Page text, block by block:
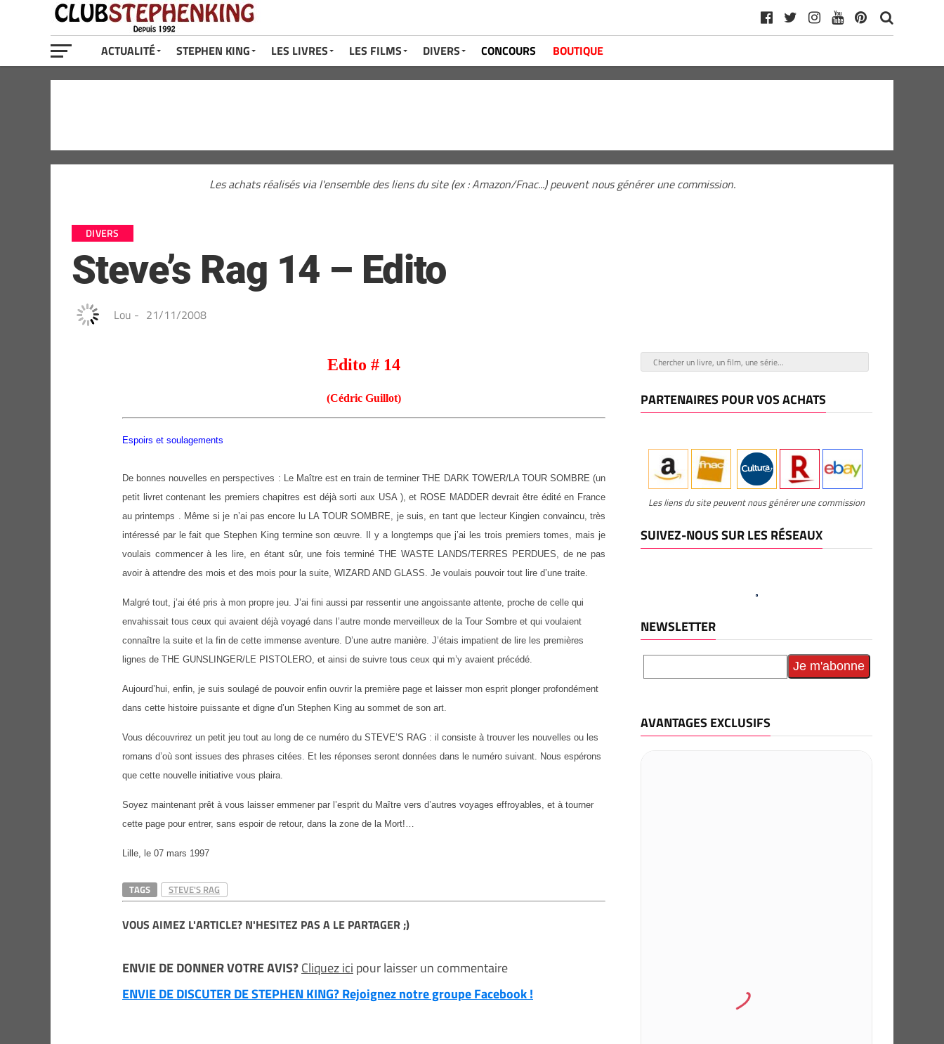
ACTUALITÉ STEPHEN KING LES LIVRES LES FILMS DIVERS CONCOURS BOUTIQUE
Les achats réalisés via l'ensemble des liens du site (ex : Amazon/Fnac...) peuvent nous générer une commission.
DIVERS
Steve’s Rag 14 – Edito
Lou - 21/11/2008
Edito # 14
(Cédric Guillot)
Espoirs et soulagements
De bonnes nouvelles en perspectives : Le Maître est en train de terminer THE DARK TOWER/LA TOUR SOMBRE (un
petit livret contenant les premiers chapitres est déjà sorti aux USA ), et ROSE MADDER devrait être édité en France
au printemps . Même si je n’ai pas encore lu LA TOUR SOMBRE, je suis, en tant que lecteur Kingien convaincu, très
intéressé par le fait que Stephen King termine son œuvre. Il y a longtemps que j’ai les trois premiers tomes, mais je
voulais commencer à les lire, en étant sûr, une fois terminé THE WASTE LANDS/TERRES PERDUES, de ne pas
avoir à attendre des mois et des mois pour la suite, WIZARD AND GLASS. Je voulais pouvoir tout lire d’une traite.
Malgré tout, j’ai été pris à mon propre jeu. J’ai fini aussi par ressentir une angoissante attente, proche de celle qui
envahissait tous ceux qui avaient déjà voyagé dans l’autre monde merveilleux de la Tour Sombre et qui voulaient
connaître la suite et la fin de cette immense aventure. D’une autre manière. J’étais impatient de lire les premières
lignes de THE GUNSLINGER/LE PISTOLERO, et ainsi de suivre tous ceux qui m’y avaient précédé.
Aujourd’hui, enfin, je suis soulagé de pouvoir enfin ouvrir la première page et laisser mon esprit plonger profondément
dans cette histoire puissante et digne d’un Stephen King au sommet de son art.
Vous découvrirez un petit jeu tout au long de ce numéro du STEVE’S RAG : il consiste à trouver les nouvelles ou les
romans d’où sont issues des phrases citées. Et les réponses seront données dans le numéro suivant. Nous espérons
que cette nouvelle initiative vous plaira.
Soyez maintenant prêt à vous laisser emmener par l’esprit du Maître vers d’autres voyages effroyables, et à tourner
cette page pour entrer, sans espoir de retour, dans la zone de la Mort!…
Lille, le 07 mars 1997
TAGS STEVE'S RAG
VOUS AIMEZ L'ARTICLE? N'HESITEZ PAS A LE PARTAGER ;)
ENVIE DE DONNER VOTRE AVIS?Cliquez ici pour laisser un commentaire
ENVIE DE DISCUTER DE STEPHEN KING? Rejoignez notre groupe Facebook !
PARTENAIRES POUR VOS ACHATS
Les liens du site peuvent nous générer une commission
SUIVEZ-NOUS SUR LES RÉSEAUX
NEWSLETTER
AVANTAGES EXCLUSIFS